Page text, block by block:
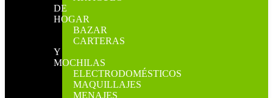
DE
HOGAR
BAZAR
CARTERAS
Y
MOCHILAS
ELECTRODOMÉSTICOS
MAQUILLAJES
MENAJES